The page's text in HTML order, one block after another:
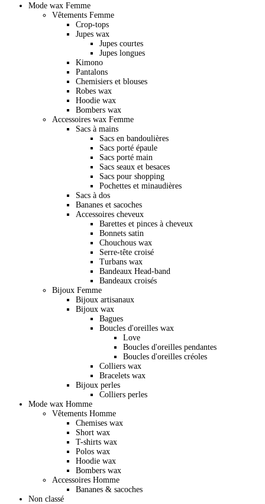
Mode wax Femme
Vêtements Femme
Crop-tops
Jupes wax
Jupes courtes
Jupes longues
Kimono
Pantalons
Chemisiers et blouses
Robes wax
Hoodie wax
Bombers wax
Accessoires wax Femme
Sacs à mains
Sacs en bandoulières
Sacs porté épaule
Sacs porté main
Sacs seaux et besaces
Sacs pour shopping
Pochettes et minaudières
Sacs à dos
Bananes et sacoches
Accessoires cheveux
Barettes et pinces à cheveux
Bonnets satin
Chouchous wax
Serre-tête croisé
Turbans wax
Bandeaux Head-band
Bandeaux croisés
Bijoux Femme
Bijoux artisanaux
Bijoux wax
Bagues
Boucles d'oreilles wax
Love
Boucles d'oreilles pendantes
Boucles d'oreilles créoles
Colliers wax
Bracelets wax
Bijoux perles
Colliers perles
Mode wax Homme
Vêtements Homme
Chemises wax
Short wax
T-shirts wax
Polos wax
Hoodie wax
Bombers wax
Accessoires Homme
Bananes & sacoches
Non classé